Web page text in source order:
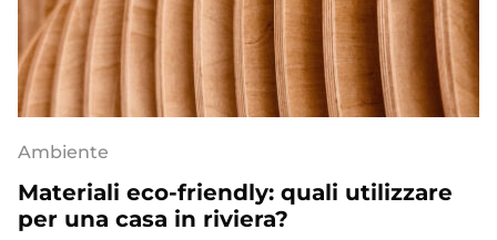
Ambiente
Materiali eco-friendly: quali utilizzare
per una casa in riviera?